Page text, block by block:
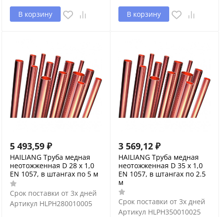
В корзину В корзину
5 493,59 ₽
HAILIANG Труба медная
неотожженная D 28 x 1,0
EN 1057, в штангах по 5 м
Срок поставки от 3х дней
Артикул HLPH280010005
3 569,12 ₽
HAILIANG Труба медная
неотожженная D 35 х 1,0
EN 1057, в штангах по 2.5
м
Срок поставки от 3х дней
Артикул HLPH350010025